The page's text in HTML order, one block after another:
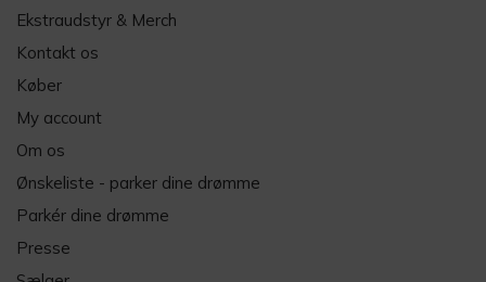
Ekstraudstyr & Merch
Kontakt os
Køber
My account
Om os
Ønskeliste - parker dine drømme
Parkér dine drømme
Presse